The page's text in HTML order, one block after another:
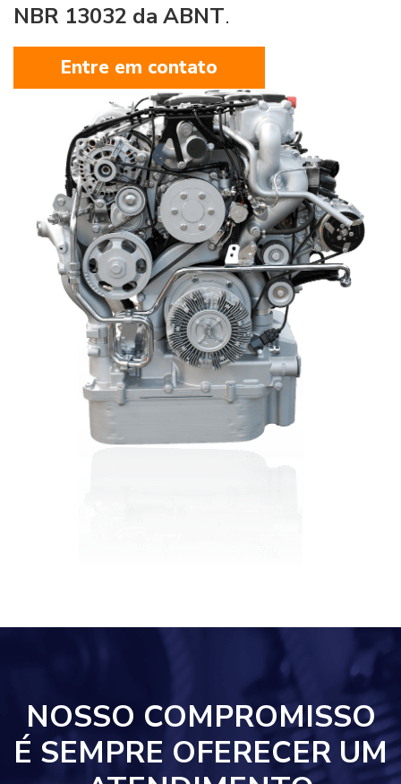
NBR 13032 da ABNT.
Entre em contato
NOSSO COMPROMISSO
É SEMPRE OFERECER UM